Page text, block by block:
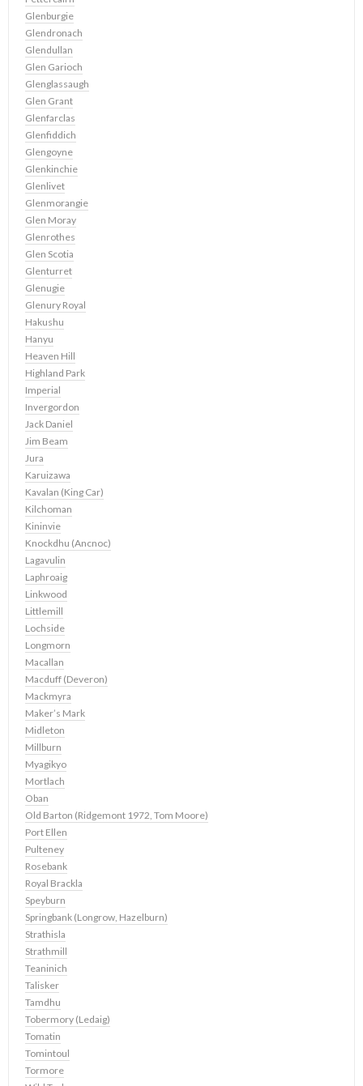
Glenburgie
Glendronach
Glendullan
Glen Garioch
Glenglassaugh
Glen Grant
Glenfarclas
Glenfiddich
Glengoyne
Glenkinchie
Glenlivet
Glenmorangie
Glen Moray
Glenrothes
Glen Scotia
Glenturret
Glenugie
Glenury Royal
Hakushu
Hanyu
Heaven Hill
Highland Park
Imperial
Invergordon
Jack Daniel
Jim Beam
Jura
Karuizawa
Kavalan (King Car)
Kilchoman
Kininvie
Knockdhu (Ancnoc)
Lagavulin
Laphroaig
Linkwood
Littlemill
Lochside
Longmorn
Macallan
Macduff (Deveron)
Mackmyra
Maker’s Mark
Midleton
Millburn
Myagikyo
Mortlach
Oban
Old Barton (Ridgemont 1972, Tom Moore)
Port Ellen
Pulteney
Rosebank
Royal Brackla
Speyburn
Springbank (Longrow, Hazelburn)
Strathisla
Strathmill
Teaninich
Talisker
Tamdhu
Tobermory (Ledaig)
Tomatin
Tomintoul
Tormore